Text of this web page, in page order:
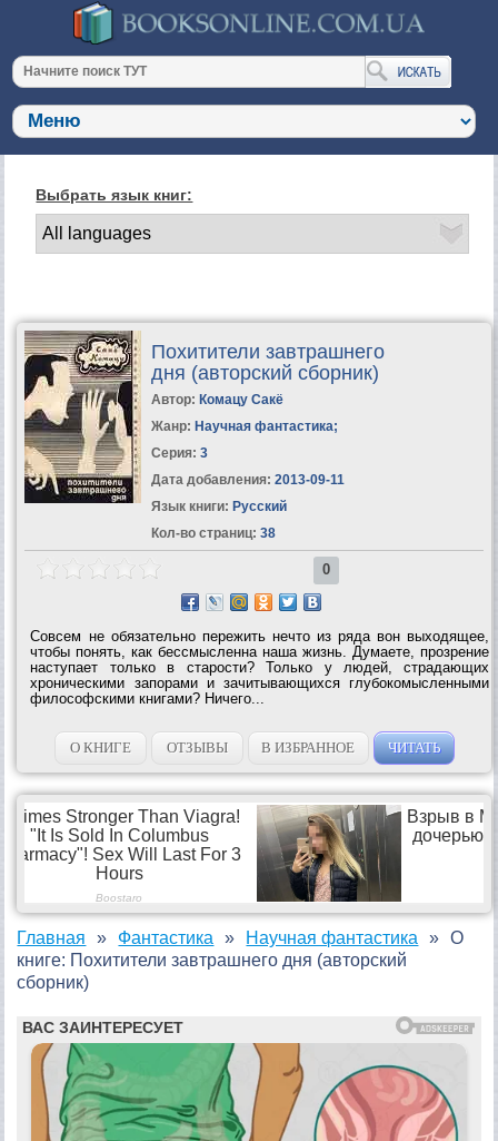
Выбрать язык книг:
Похитители завтрашнего
дня (авторский сборник)
Автор: Комацу Сакё
Жанр: Научная фантастика;
Серия: 3
Дата добавления: 2013-09-11
Язык книги: Русский
Кол-во страниц: 38
0
Совсем не обязательно пережить нечто из ряда вон выходящее,
чтобы понять, как бессмысленна наша жизнь. Думаете, прозрение
наступает только в старости? Только у людей, страдающих
хроническими запорами и зачитывающихся глубокомысленными
философскими книгами? Ничего...
О КНИГЕ ОТЗЫВЫ В ИЗБРАННОЕ ЧИТАТЬ
Главная Фантастика Научная фантастика
О
книге: Похитители завтрашнего дня (авторский
сборник)